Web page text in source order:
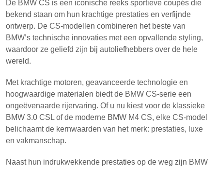
De BMW CS is een iconische reeks sportieve coupés die
bekend staan om hun krachtige prestaties en verfijnde
ontwerp. De CS-modellen combineren het beste van
BMW’s technische innovaties met een opvallende styling,
waardoor ze geliefd zijn bij autoliefhebbers over de hele
wereld.
Met krachtige motoren, geavanceerde technologie en
hoogwaardige materialen biedt de BMW CS-serie een
ongeëvenaarde rijervaring. Of u nu kiest voor de klassieke
BMW 3.0 CSL of de moderne BMW M4 CS, elke CS-model
belichaamt de kernwaarden van het merk: prestaties, luxe
en vakmanschap.
Naast hun indrukwekkende prestaties op de weg zijn BMW